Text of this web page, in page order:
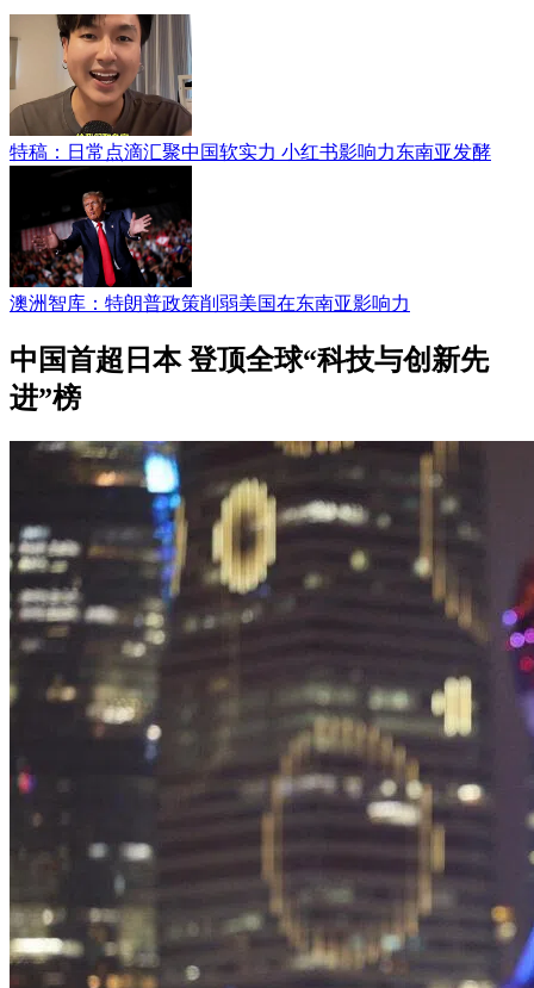
特稿：日常点滴汇聚中国软实力 小红书影响力东南亚发酵
澳洲智库：特朗普政策削弱美国在东南亚影响力
中国首超日本 登顶全球“科技与创新先
进”榜